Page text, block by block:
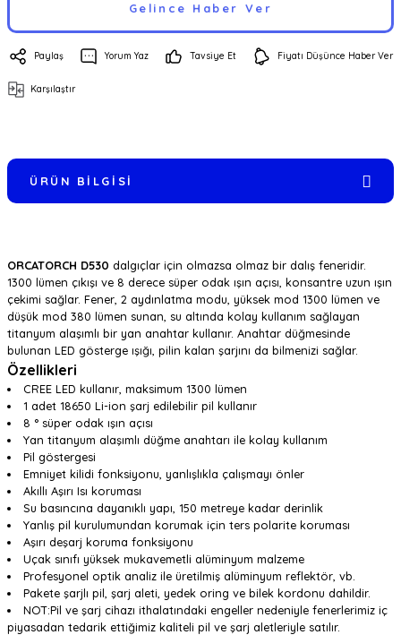
Gelince Haber Ver
Paylaş Yorum Yaz Tavsiye Et Fiyatı Düşünce Haber Ver
Karşılaştır
ÜRÜN BILGISI
ORCATORCH D530 dalgıçlar için olmazsa olmaz bir dalış feneridir.
1300 lümen çıkışı ve 8 derece süper odak ışın açısı, konsantre uzun ışın
çekimi sağlar. Fener, 2 aydınlatma modu, yüksek mod 1300 lümen ve
düşük mod 380 lümen sunan, su altında kolay kullanım sağlayan
titanyum alaşımlı bir yan anahtar kullanır. Anahtar düğmesinde
bulunan LED gösterge ışığı, pilin kalan şarjını da bilmenizi sağlar.
Özellikleri
CREE LED kullanır, maksimum 1300 lümen
1 adet 18650 Li-ion şarj edilebilir pil kullanır
8 ° süper odak ışın açısı
Yan titanyum alaşımlı düğme anahtarı ile kolay kullanım
Pil göstergesi
Emniyet kilidi fonksiyonu, yanlışlıkla çalışmayı önler
Akıllı Aşırı Isı koruması
Su basıncına dayanıklı yapı, 150 metreye kadar derinlik
Yanlış pil kurulumundan korumak için ters polarite koruması
Aşırı deşarj koruma fonksiyonu
Uçak sınıfı yüksek mukavemetli alüminyum malzeme
Profesyonel optik analiz ile üretilmiş alüminyum reflektör, vb.
Pakete şarjlı pil, şarj aleti, yedek oring ve bilek kordonu dahildir.
NOT:Pil ve şarj cihazı ithalatındaki engeller nedeniyle fenerlerimiz iç
piyasadan tedarik ettiğimiz kaliteli pil ve şarj aletleriyle satılır.